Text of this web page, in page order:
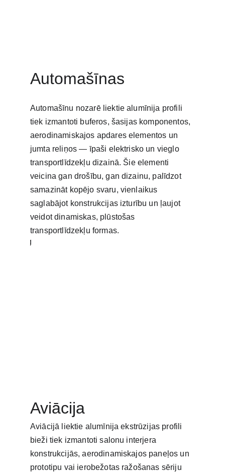
Automašīnas
Automašīnu nozarē liektie alumīnija profili
tiek izmantoti buferos, šasijas komponentos,
aerodinamiskajos apdares elementos un
jumta reliņos — īpaši elektrisko un vieglo
transportlīdzekļu dizainā. Šie elementi
veicina gan drošību, gan dizainu, palīdzot
samazināt kopējo svaru, vienlaikus
saglabājot konstrukcijas izturību un ļaujot
veidot dinamiskas, plūstošas
transportlīdzekļu formas.
Aviācija
Aviācijā liektie alumīnija ekstrūzijas profili
bieži tiek izmantoti salonu interjera
konstrukcijās, aerodinamiskajos paneļos un
prototipu vai ierobežotas ražošanas sēriju